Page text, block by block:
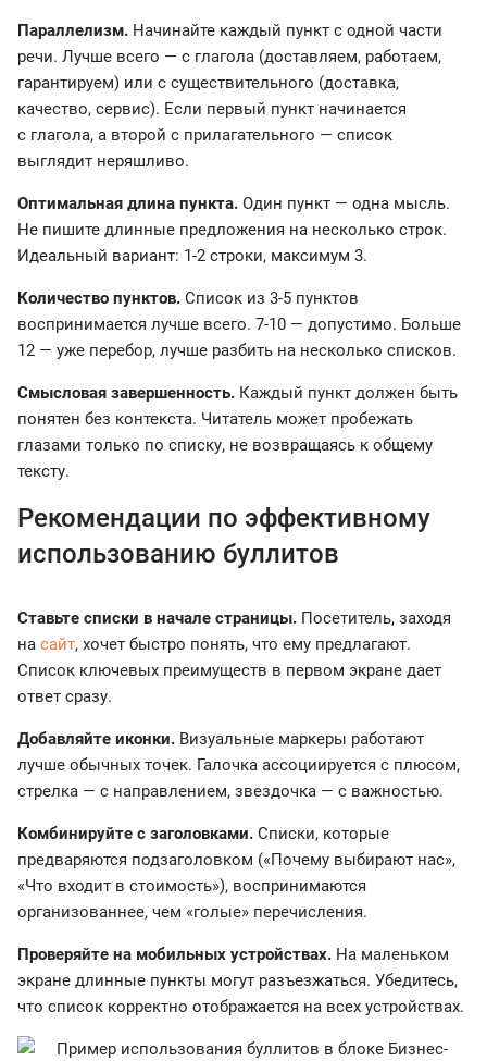
Параллелизм. Начинайте каждый пункт с одной части
речи. Лучше всего — с глагола (доставляем, работаем,
гарантируем) или с существительного (доставка,
качество, сервис). Если первый пункт начинается
с глагола, а второй с прилагательного — список
выглядит неряшливо.
Оптимальная длина пункта. Один пункт — одна мысль.
Не пишите длинные предложения на несколько строк.
Идеальный вариант: 1-2 строки, максимум 3.
Количество пунктов. Список из 3-5 пунктов
воспринимается лучше всего. 7-10 — допустимо. Больше
12 — уже перебор, лучше разбить на несколько списков.
Смысловая завершенность. Каждый пункт должен быть
понятен без контекста. Читатель может пробежать
глазами только по списку, не возвращаясь к общему
тексту.
Рекомендации по эффективному
использованию буллитов
Ставьте списки в начале страницы. Посетитель, заходя
на сайт, хочет быстро понять, что ему предлагают.
Список ключевых преимуществ в первом экране дает
ответ сразу.
Добавляйте иконки. Визуальные маркеры работают
лучше обычных точек. Галочка ассоциируется с плюсом,
стрелка — с направлением, звездочка — с важностью.
Комбинируйте с заголовками. Списки, которые
предваряются подзаголовком («Почему выбирают нас»,
«Что входит в стоимость»), воспринимаются
организованнее, чем «голые» перечисления.
Проверяйте на мобильных устройствах. На маленьком
экране длинные пункты могут разъезжаться. Убедитесь,
что список корректно отображается на всех устройствах.